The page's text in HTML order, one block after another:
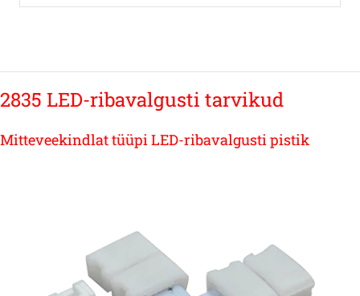
2835 LED-ribavalgusti tarvikud
Mitteveekindlat tüüpi LED-ribavalgusti pistik